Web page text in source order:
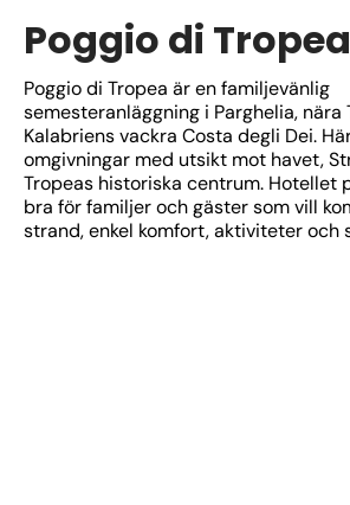
Poggio di Tropea
Poggio di Tropea är en familjevänlig
semesteranläggning i Parghelia, nära
Kalabriens vackra Costa degli Dei.
omgivningar med utsikt mot havet,
Tropeas historiska centrum. Hotellet
bra för familjer och gäster som vill
strand, enkel komfort, aktiviteter och